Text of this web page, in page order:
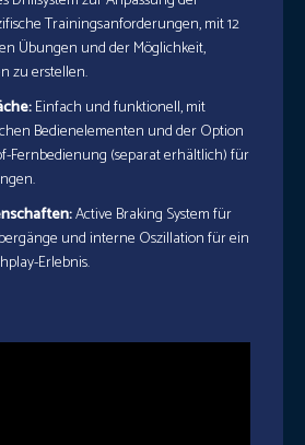
Trainingsanforderungen, mit 12
Übungen und der Möglichkeit,
zu erstellen.
Einfach und funktionell, mit
Bedienelementen und der Option
Fernbedienung (separat erhältlich) für
Active Braking System für
und interne Oszillation für ein
Erlebnis.